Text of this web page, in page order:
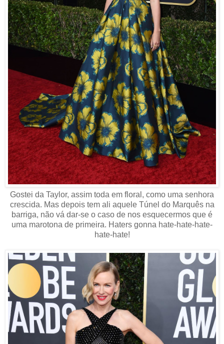
Gostei da Taylor, assim toda em floral, como uma senhora
crescida. Mas depois tem ali aquele Túnel do Marquês na
barriga, não vá dar-se o caso de nos esquecermos que é
uma marotona de primeira. Haters gonna hate-hate-hate-
hate-hate!